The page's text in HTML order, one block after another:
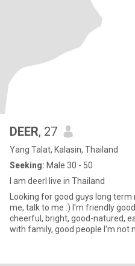
DEER, 27
Yang Talat, Kalasin, Thailand
Seeking: Male 30 - 50
I am deerI live in Thailand
Looking for good guys long
me, talk to me :) I'm friendly good girl l
cheerful, bright, good-natured,
with family, good people I'm not